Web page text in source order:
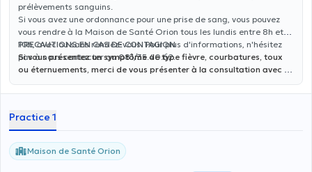
prélèvements sanguins.
Si vous avez une ordonnance pour une prise de sang, vous pouvez
vous rendre à la Maison de Santé Orion tous les lundis entre 8h et
10h, avec ou sans rendez-vous. Pour plus d'informations, n'hésitez
pas à nous contacter au 081/35.40.62.
PRECAUTIONS EN CAS DE CONTAGION
Si vous présentez un symptôme de type fièvre, courbatures, toux
ou éternuements, merci de vous présenter à la consultation avec un
Practice 1
Maison de Santé Orion